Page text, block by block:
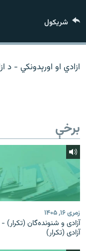
د ازادې اروپا/ ازادي
شريکول
ازادي او اورېدونکي - د
برخې
زمری ۱۶, ۱۴۰۵
آزادی و شنونده‌گان (تکرار)
آزادی (تکرار)